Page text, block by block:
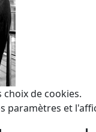
de cookies.
paramètres et